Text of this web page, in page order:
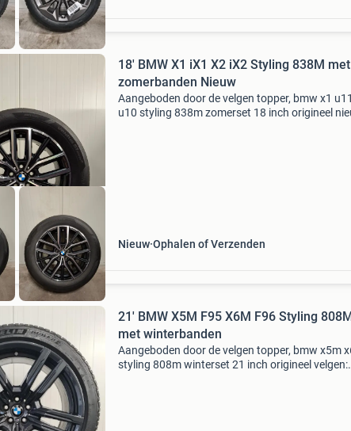
18' BMW X1 iX1 X2 iX2 Styling 838M met
zomerbanden Nieuw
Aangeboden door de velgen topper, bmw x1
u10 styling 838m zomerset 18 inch origineel
Nieuw Ophalen of Verzenden
21' BMW X5M F95 X6M F96 Styling 808M
met winterbanden
Aangeboden door de velgen topper, bmw x5m
styling 808m winterset 21 inch origineel velgen: